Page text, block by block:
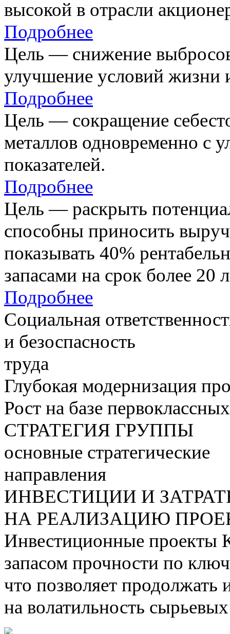
высокой в отрасли
Подробнее
Цель — снижение
улучшение условий жизни
Подробнее
Цель — сокращение
металлов одновременно с
показателей.
Подробнее
Цель — раскрыть
способны приносить
показывать 40%
запасами на срок более 20
Подробнее
Социальная
и безоспасность
труда
Глубокая модернизация
Рост на базе
СТРАТЕГИЯ ГРУППЫ
основные стратегические
направления
ИНВЕСТИЦИИ И
НА РЕАЛИЗАЦИЮ
Инвестиционные проекты
запасом прочности по
что позволяет продолжать
на волатильность